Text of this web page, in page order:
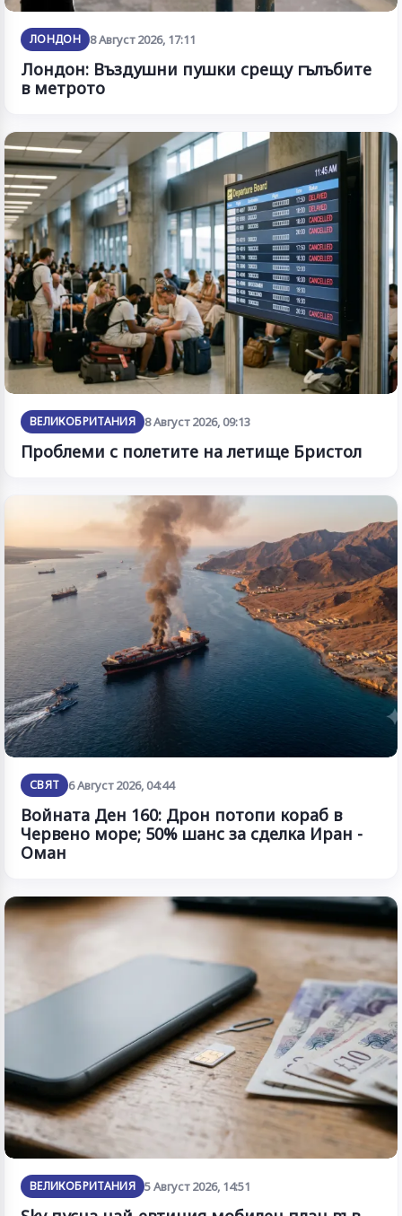
ЛОНДОН 8 Август 2026, 17:11
Лондон: Въздушни пушки срещу гълъбите
в метрото
ВЕЛИКОБРИТАНИЯ 8 Август 2026, 09:13
Проблеми с полетите на летище Бристол
СВЯТ 6 Август 2026, 04:44
Войната Ден 160: Дрон потопи кораб в
Червено море; 50% шанс за сделка Иран -
Оман
ВЕЛИКОБРИТАНИЯ 5 Август 2026, 14:51